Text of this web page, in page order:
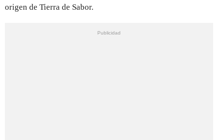
origen de Tierra de Sabor.